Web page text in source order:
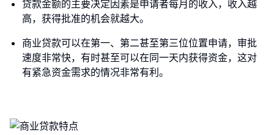
贷款金额的主要决定因素是申请者每月的收入，收入越
高，获得批准的机会就越大。
商业贷款可以在第一、第二甚至第三位位置申请，审批
速度非常快，有时甚至可以在同一天内获得资金，这对
有紧急资金需求的情况非常有利。